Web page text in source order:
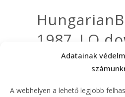
Adatainak
A webhelyen a lehető legjobb
1987_LQ